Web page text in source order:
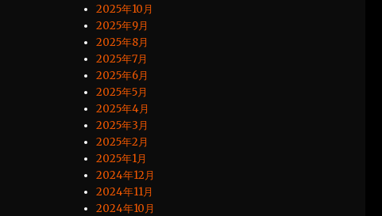
2025年10月
2025年9月
2025年8月
2025年7月
2025年6月
2025年5月
2025年4月
2025年3月
2025年2月
2025年1月
2024年12月
2024年11月
2024年10月